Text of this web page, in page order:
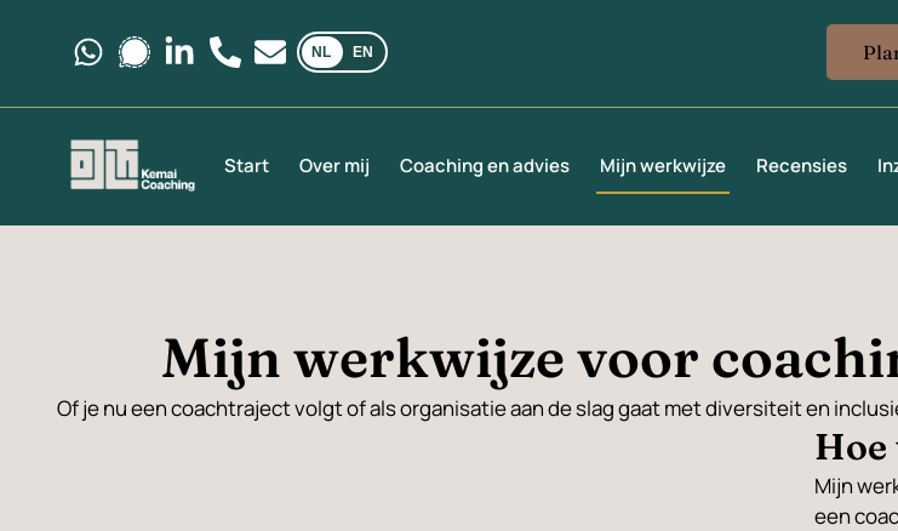
Stuur ons een bericht via WhatsApp.
Stuur ons een bericht via Signal.
Volg ons op LinkedIn.
Bel ons op +31 6 35 69 03 40
Stuur ons een e-mail via kemaicoaching@gmail.com
NL EN
Start Over mij Coaching en advies Mijn werkwijze Recensies
Mijn werkwijze voor
Of je nu een coachtraject volgt of als organisatie aan de slag gaat met diversiteit en
Hoe
Mijn
een